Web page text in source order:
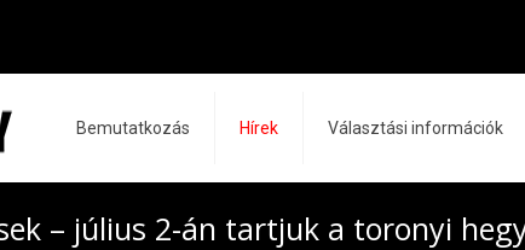
Bemutatkozás Hírek Választási információk
– július 2-án tartjuk a toronyi